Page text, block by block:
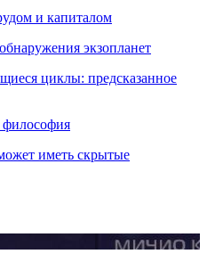
и капиталом
экзопланет
циклы: предсказанное
философия
иметь скрытые